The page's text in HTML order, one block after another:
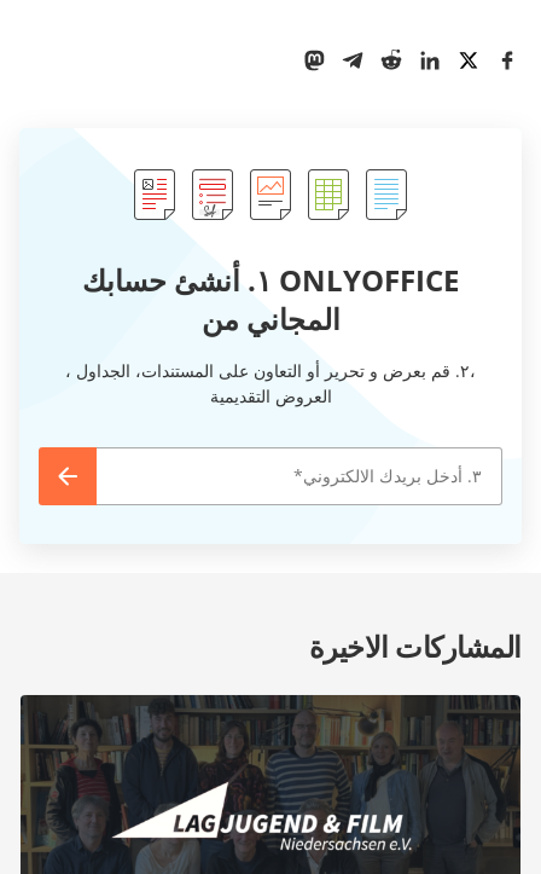
ONLYOFFICE ١. أنشئ حسابك
المجاني من
،٢. قم بعرض و تحرير أو التعاون على المستندات، الجداول ،
العروض التقديمية
المشاركات الاخيرة